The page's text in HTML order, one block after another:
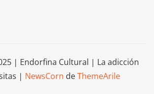
| Endorfina Cultural | La adicción
| NewsCorn deThemeArile